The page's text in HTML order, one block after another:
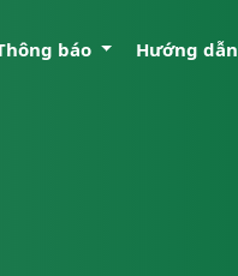
báo Hướng dẫn